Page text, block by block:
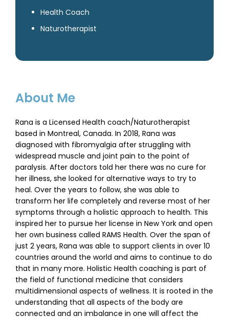
Health Coach
Naturotherapist
About Me
Rana is a Licensed Health coach/Naturotherapist
based in Montreal, Canada. In 2018, Rana was
diagnosed with fibromyalgia after struggling with
widespread muscle and joint pain to the point of
paralysis. After doctors told her there was no cure for
her illness, she looked for alternative ways to try to
heal. Over the years to follow, she was able to
transform her life completely and reverse most of her
symptoms through a holistic approach to health. This
inspired her to pursue her license in New York and open
her own business called RAMS Health. Over the span of
just 2 years, Rana was able to support clients in over 10
countries around the world and aims to continue to do
that in many more. Holistic Health coaching is part of
the field of functional medicine that considers
multidimensional aspects of wellness. It is rooted in the
understanding that all aspects of the body are
connected and an imbalance in one will affect the